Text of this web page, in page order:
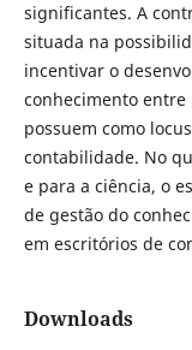
significantes. A
situada na
incentivar o
conhecimento
possuem como
contabilidade. No
e para a ciência, o
de gestão do
em escritórios de
Downloads